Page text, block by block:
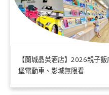
【蘭城晶英酒店】2026親子
堡電動車、影城無限看